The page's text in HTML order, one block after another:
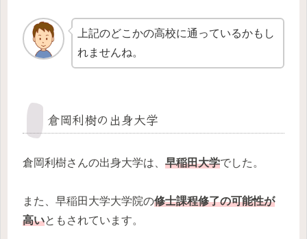
上記のどこかの高校に通っているかもし
れませんね。
倉岡利樹の出身大学
倉岡利樹さんの出身大学は、 早稲田大学でした。
また、早稲田大学大学院の修士課程修了の可能性が
高いともされています。